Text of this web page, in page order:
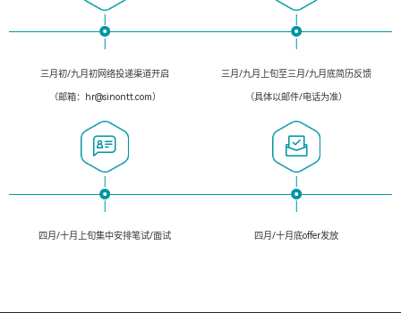
三月初/九月初网络投递渠道开启
（邮箱：hr@sinontt.com）
三月/九月上旬至三月/九月底简历反馈
（具体以邮件/电话为准）
四月/十月上旬集中安排笔试/面试 四月/十月底offer发放